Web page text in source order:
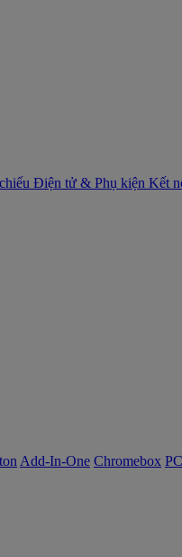
Điện tử & Phụ kiện Kết
Add-In-One Chromebox